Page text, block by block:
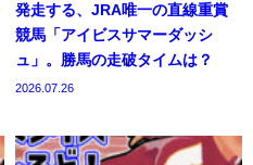
発走する、JRA唯一の直線重賞
競馬「アイビスサマーダッシ
ュ」。勝馬の走破タイムは？
2026.07.26